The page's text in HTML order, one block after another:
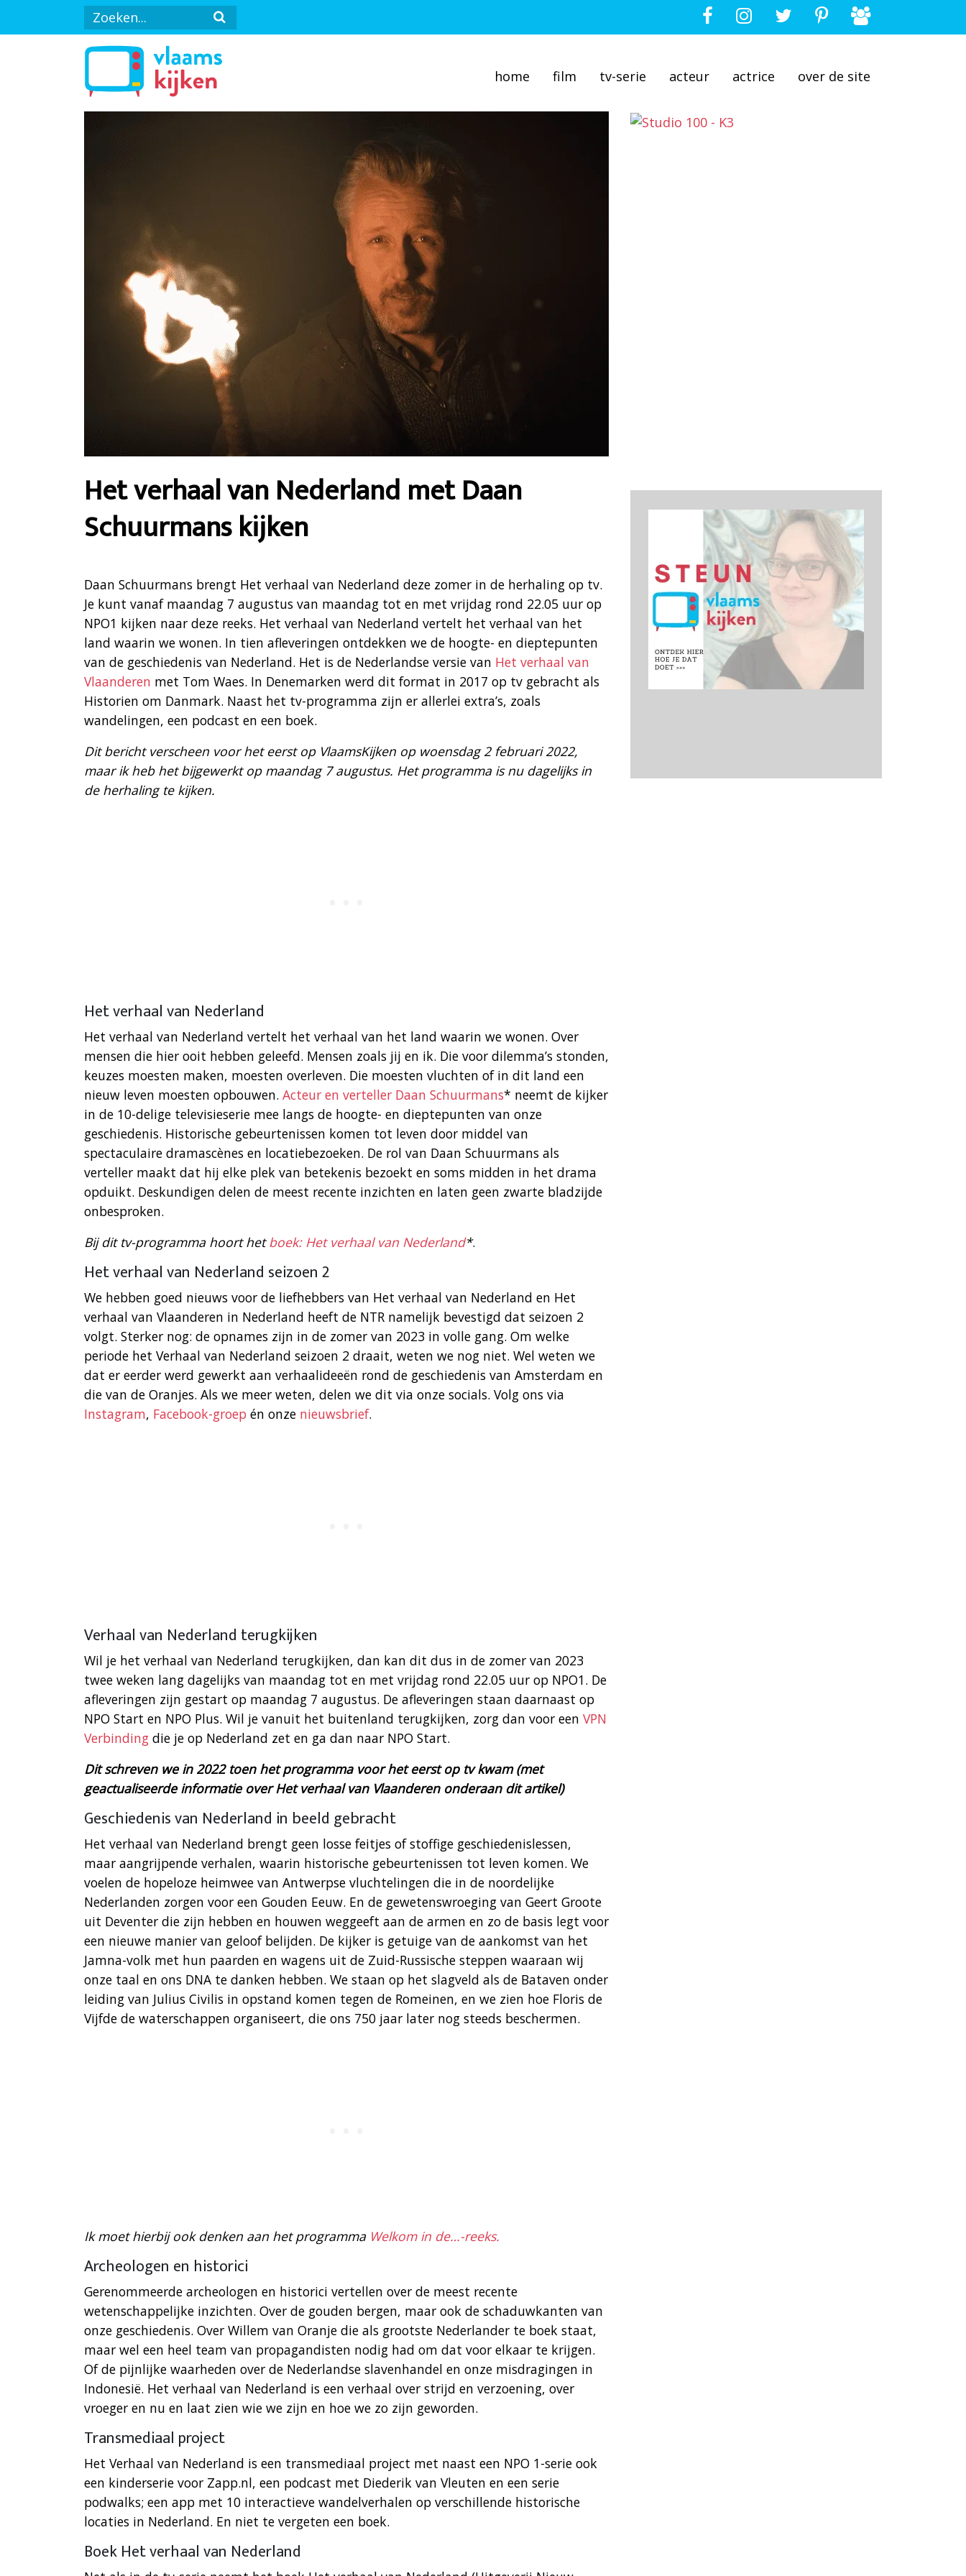
home film tv-serie acteur actrice over de site
Het verhaal van Nederland met Daan
Schuurmans kijken
Daan Schuurmans brengt Het verhaal van Nederland deze zomer in de herhaling op tv.
Je kunt vanaf maandag 7 augustus van maandag tot en met vrijdag rond 22.05 uur op
NPO1 kijken naar deze reeks. Het verhaal van Nederland vertelt het verhaal van het
land waarin we wonen. In tien afleveringen ontdekken we de hoogte- en dieptepunten
van de geschiedenis van Nederland. Het is de Nederlandse versie van Het verhaal van
Vlaanderen met Tom Waes. In Denemarken werd dit format in 2017 op tv gebracht als
Historien om Danmark. Naast het tv-programma zijn er allerlei extra’s, zoals
wandelingen, een podcast en een boek.
Dit bericht verscheen voor het eerst op VlaamsKijken op woensdag 2 februari 2022,
maar ik heb het bijgewerkt op maandag 7 augustus. Het programma is nu dagelijks in
de herhaling te kijken.
Het verhaal van Nederland
Het verhaal van Nederland vertelt het verhaal van het land waarin we wonen. Over
mensen die hier ooit hebben geleefd. Mensen zoals jij en ik. Die voor dilemma’s stonden,
keuzes moesten maken, moesten overleven. Die moesten vluchten of in dit land een
nieuw leven moesten opbouwen. Acteur en verteller Daan Schuurmans* neemt de kijker
in de 10-delige televisieserie mee langs de hoogte- en dieptepunten van onze
geschiedenis. Historische gebeurtenissen komen tot leven door middel van
spectaculaire dramascènes en locatiebezoeken. De rol van Daan Schuurmans als
verteller maakt dat hij elke plek van betekenis bezoekt en soms midden in het drama
opduikt. Deskundigen delen de meest recente inzichten en laten geen zwarte bladzijde
onbesproken.
Bij dit tv-programma hoort hetboek: Het verhaal van Nederland*.
Het verhaal van Nederland seizoen 2
We hebben goed nieuws voor de liefhebbers van Het verhaal van Nederland en Het
verhaal van Vlaanderen in Nederland heeft de NTR namelijk bevestigd dat seizoen 2
volgt. Sterker nog: de opnames zijn in de zomer van 2023 in volle gang. Om welke
periode het Verhaal van Nederland seizoen 2 draait, weten we nog niet. Wel weten we
dat er eerder werd gewerkt aan verhaalideeën rond de geschiedenis van Amsterdam en
die van de Oranjes. Als we meer weten, delen we dit via onze socials. Volg ons via
Instagram, Facebook-groep én onze nieuwsbrief.
Verhaal van Nederland terugkijken
Wil je het verhaal van Nederland terugkijken, dan kan dit dus in de zomer van 2023
twee weken lang dagelijks van maandag tot en met vrijdag rond 22.05 uur op NPO1. De
afleveringen zijn gestart op maandag 7 augustus. De afleveringen staan daarnaast op
NPO Start en NPO Plus. Wil je vanuit het buitenland terugkijken, zorg dan voor een VPN
Verbinding die je op Nederland zet en ga dan naar NPO Start.
Dit schreven we in 2022 toen het programma voor het eerst op tv kwam (met
geactualiseerde informatie over Het verhaal van Vlaanderen onderaan dit artikel)
Geschiedenis van Nederland in beeld gebracht
Het verhaal van Nederland brengt geen losse feitjes of stoffige geschiedenislessen,
maar aangrijpende verhalen, waarin historische gebeurtenissen tot leven komen. We
voelen de hopeloze heimwee van Antwerpse vluchtelingen die in de noordelijke
Nederlanden zorgen voor een Gouden Eeuw. En de gewetenswroeging van Geert Groote
uit Deventer die zijn hebben en houwen weggeeft aan de armen en zo de basis legt voor
een nieuwe manier van geloof belijden. De kijker is getuige van de aankomst van het
Jamna-volk met hun paarden en wagens uit de Zuid-Russische steppen waaraan wij
onze taal en ons DNA te danken hebben. We staan op het slagveld als de Bataven onder
leiding van Julius Civilis in opstand komen tegen de Romeinen, en we zien hoe Floris de
Vijfde de waterschappen organiseert, die ons 750 jaar later nog steeds beschermen.
Ik moet hierbij ook denken aan het programma Welkom in de…-reeks.
Archeologen en historici
Gerenommeerde archeologen en historici vertellen over de meest recente
wetenschappelijke inzichten. Over de gouden bergen, maar ook de schaduwkanten van
onze geschiedenis. Over Willem van Oranje die als grootste Nederlander te boek staat,
maar wel een heel team van propagandisten nodig had om dat voor elkaar te krijgen.
Of de pijnlijke waarheden over de Nederlandse slavenhandel en onze misdragingen in
Indonesië. Het verhaal van Nederland is een verhaal over strijd en verzoening, over
vroeger en nu en laat zien wie we zijn en hoe we zo zijn geworden.
Transmediaal project
Het Verhaal van Nederland is een transmediaal project met naast een NPO 1-serie ook
een kinderserie voor Zapp.nl, een podcast met Diederik van Vleuten en een serie
podwalks; een app met 10 interactieve wandelverhalen op verschillende historische
locaties in Nederland. En niet te vergeten een boek.
Boek Het verhaal van Nederland